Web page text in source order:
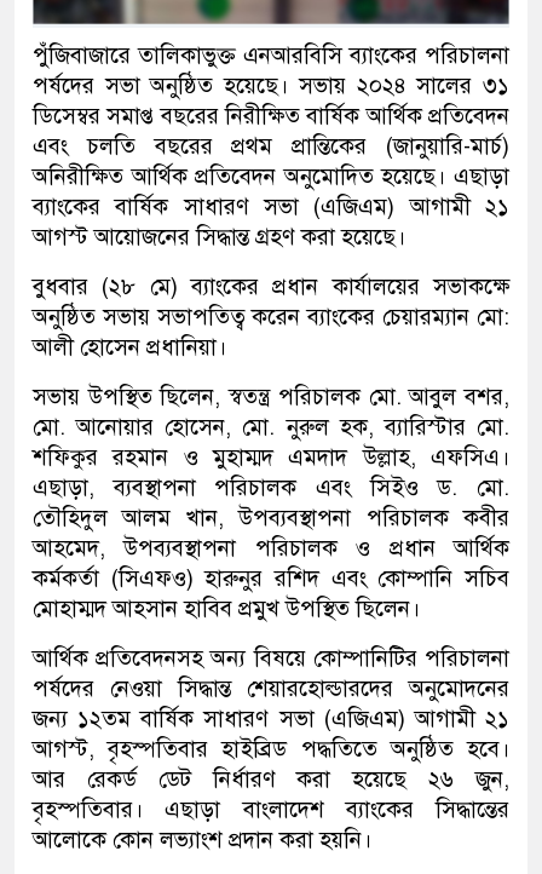
পুঁজিবাজারে তালিকাভুক্ত এনআরবিসি ব্যাংকের পরিচালনা
পর্ষদের সভা অনুষ্ঠিত হয়েছে। সভায় ২০২৪ সালের ৩১
ডিসেম্বর সমাপ্ত বছরের নিরীক্ষিত বার্ষিক আর্থিক প্রতিবেদন
এবং চলতি বছরের প্রথম প্রান্তিকের (জানুয়ারি-মার্চ)
অনিরীক্ষিত আর্থিক প্রতিবেদন অনুমোদিত হয়েছে। এছাড়া
ব্যাংকের বার্ষিক সাধারণ সভা (এজিএম) আগামী ২১
আগস্ট আয়োজনের সিদ্ধান্ত গ্রহণ করা হয়েছে।
বুধবার (২৮ মে) ব্যাংকের প্রধান কার্যালয়ের সভাকক্ষে
অনুষ্ঠিত সভায় সভাপতিত্ব করেন ব্যাংকের চেয়ারম্যান মো:
আলী হোসেন প্রধানিয়া।
সভায় উপস্থিত ছিলেন, স্বতন্ত্র পরিচালক মো. আবুল বশর,
মো. আনোয়ার হোসেন, মো. নুরুল হক, ব্যারিস্টার মো.
শফিকুর রহমান ও মুহাম্মদ এমদাদ উল্লাহ, এফসিএ।
এছাড়া, ব্যবস্থাপনা পরিচালক এবং সিইও ড. মো.
তৌহিদুল আলম খান, উপব্যবস্থাপনা পরিচালক কবীর
আহমেদ, উপব্যবস্থাপনা পরিচালক ও প্রধান আর্থিক
কর্মকর্তা (সিএফও) হারুনুর রশিদ এবং কোম্পানি সচিব
মোহাম্মদ আহসান হাবিব প্রমুখ উপস্থিত ছিলেন।
আর্থিক প্রতিবেদনসহ অন্য বিষয়ে কোম্পানিটির পরিচালনা
পর্ষদের নেওয়া সিদ্ধান্ত শেয়ারহোল্ডারদের অনুমোদনের
জন্য ১২তম বার্ষিক সাধারণ সভা (এজিএম) আগামী ২১
আগস্ট, বৃহস্পতিবার হাইব্রিড পদ্ধতিতে অনুষ্ঠিত হবে।
আর রেকর্ড ডেট নির্ধারণ করা হয়েছে ২৬ জুন,
বৃহস্পতিবার। এছাড়া বাংলাদেশ ব্যাংকের সিদ্ধান্তের
আলোকে কোন লভ্যাংশ প্রদান করা হয়নি।